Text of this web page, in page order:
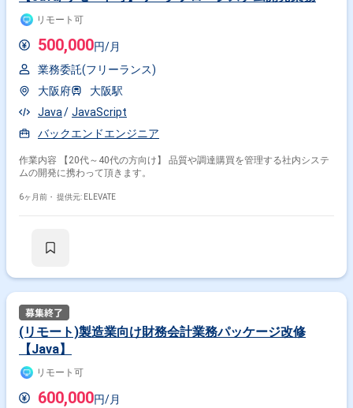
リモート可
500,000円/月
業務委託(フリーランス)
大阪府
大阪駅
Java
JavaScript
バックエンドエンジニア
作業内容 【20代～40代の方向け】 品質や調達購買を管理する社内システ
ムの開発に携わって頂きます。
6ヶ月前・ 提供元: ELEVATE
(リモート)製造業向け財務会計業務パッケージ改修
【Java】
リモート可
600,000円/月